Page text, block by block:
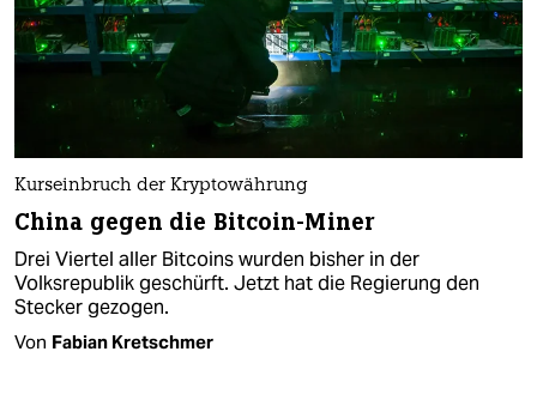
Kurseinbruch der Kryptowährung
China gegen die Bitcoin-Miner
Drei Viertel aller Bitcoins wurden bisher in der
Volksrepublik geschürft. Jetzt hat die Regierung den
Stecker gezogen.
Von Fabian Kretschmer